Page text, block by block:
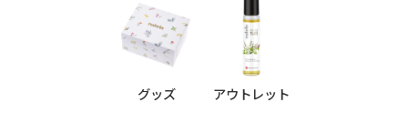
グッズ アウトレット